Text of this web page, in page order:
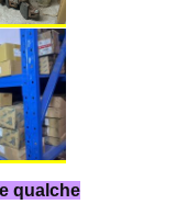
qualche